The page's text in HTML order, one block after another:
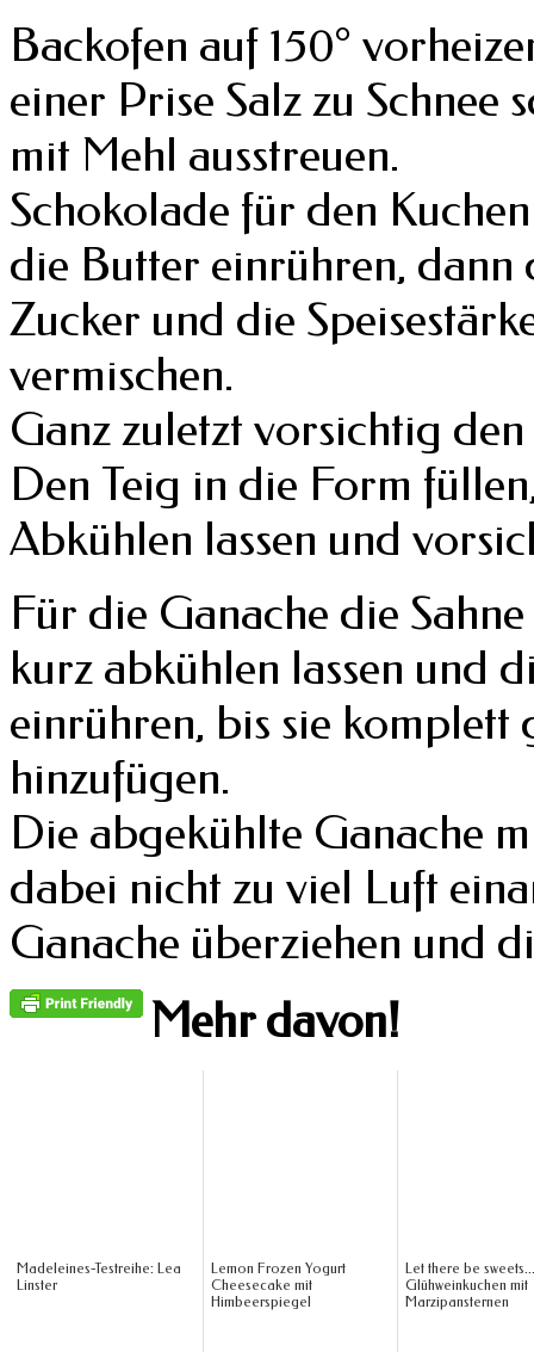
Backofen auf 150°
einer Prise Salz zu Schnee
mit Mehl ausstreuen.
Schokolade für den
die Butter einrühren, dann
Zucker und die
vermischen.
Ganz zuletzt vorsichtig
Den Teig in die Form
Abkühlen lassen und
Für die Ganache die
kurz abkühlen lassen und
einrühren, bis sie komplett
hinzufügen.
Die abgekühlte Ganache
dabei nicht zu viel Luft
Ganache überziehen und
Mehr davon!
Madeleines-Testreihe: Lea
Linster
Lemon Frozen Yogurt
Cheesecake mit
Himbeerspiegel
Let there be sweets...
Glühweinkuchen mit
Marzipansternen